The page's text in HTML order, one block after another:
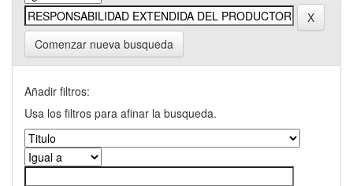
Comenzar nueva busqueda
Añadir filtros:
Usa los filtros para afinar la busqueda.